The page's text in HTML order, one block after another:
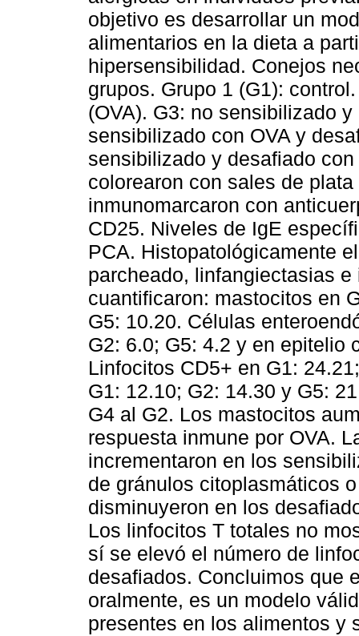
objetivo es desarrollar un
alimentarios en la dieta a
hipersensibilidad. Conejos
grupos. Grupo 1 (G1):
(OVA). G3: no sensibilizado
sensibilizado con OVA y
sensibilizado y desafiado
colorearon con sales de
inmunomarcaron con
CD25. Niveles de IgE
PCA. Histopatológicamente
parcheado, linfangiectasias
cuantificaron: mastocitos en
G5: 10.20. Células
G2: 6.0; G5: 4.2 y en epitelio
Linfocitos CD5+ en G1:
G1: 12.10; G2: 14.30 y G5:
G4 al G2. Los mastocitos
respuesta inmune por OVA.
incrementaron en los
de gránulos citoplasmáticos
disminuyeron en los
Los linfocitos T totales no
sí se elevó el número de
desafiados. Concluimos que
oralmente, es un modelo
presentes en los alimentos y